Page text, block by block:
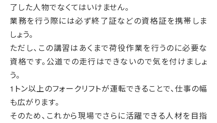
了した人物でなくてはいけません。
業務を行う際には必ず終了証などの資格証を携帯しま
しょう。
ただし、この講習はあくまで荷役作業を行うのに必要な
資格です。公道での走行はできないので気を付けましょ
う。
1トン以上のフォークリフトが運転できることで、仕事の幅
も広がります。
そのため、これから現場でさらに活躍できる人材を目指